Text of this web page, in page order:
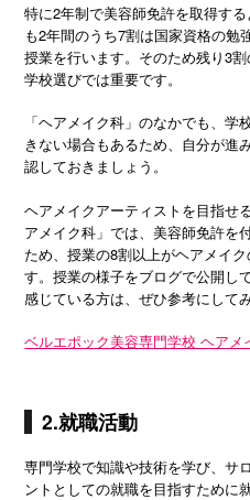
特に2年制で美容師免許を取得す
も2年間のうち7割は国家資格の勉
授業を行います。そのため残り3
学校選びでは重要です。
「ヘアメイク科」のなかでも、
きない場合もあるため、自分が進
認しておきましょう。
ヘアメイクアーティストを目指せ
アメイク科」では、美容師免許を
ため、授業の8割以上がヘアメイ
す。授業の様子をブログで公開し
感じている方は、ぜひ参考にして
ベルエポック美容専門学校 ヘアメ
2.就職活動
専門学校で知識や技術を学び、サ
ントとしての就職を目指すために